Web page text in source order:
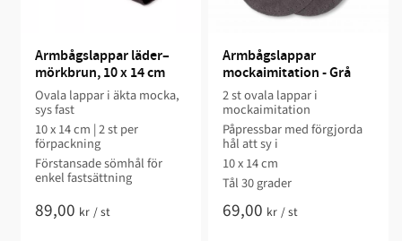
Armbågslappar läder–
mörkbrun, 10 x 14 cm
Ovala lappar i äkta mocka,
sys fast
10 x 14 cm | 2 st per
förpackning
Förstansade sömhål för
enkel fastsättning
89,00 kr /st
Armbågslappar
mockaimitation - Grå
2 st ovala lappar i
mockaimitation
Påpressbar med förgjorda
hål att sy i
10 x 14 cm
Tål 30 grader
69,00 kr /st